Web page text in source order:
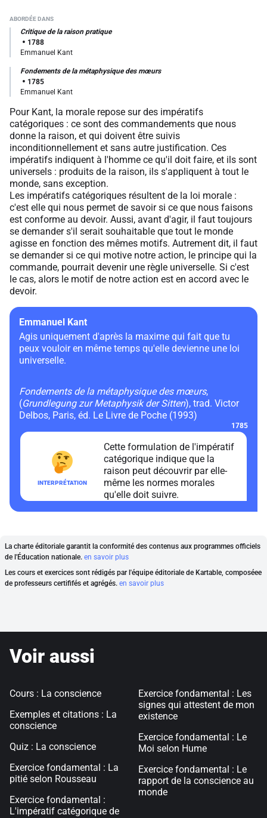
Emmanuel Kant
Critique de la raison pratique
1788
Emmanuel Kant
Fondements de la métaphysique des mœurs
1785
Pour Kant, la morale repose sur des impératifs
catégoriques : ce sont des commandements que nous
donne la raison, et qui doivent être suivis
inconditionnellement et sans autre justification. Ces
impératifs indiquent à l'homme ce qu'il doit faire, et ils sont
universels : produits de la raison, ils s'appliquent à tout le
monde, sans exception.
Les impératifs catégoriques résultent de la loi morale :
c'est elle qui nous permet de savoir si ce que nous faisons
est conforme au devoir. Aussi, avant d'agir, il faut toujours
se demander s'il serait souhaitable que tout le monde
agisse en fonction des mêmes motifs. Autrement dit, il faut
se demander si ce qui motive notre action, le principe qui la
commande, pourrait devenir une règle universelle. Si c'est
le cas, alors le motif de notre action est en accord avec le
devoir.
Agis uniquement d'après la maxime qui fait que tu
peux vouloir en même temps qu'elle devienne une loi
universelle.
Emmanuel Kant
Fondements de la métaphysique des mœurs,
(Grundlegung zur Metaphysik der Sitten), trad. Victor
Delbos, Paris, éd. Le Livre de Poche (1993)
1785
Cette formulation de l'impératif
catégorique indique que la
raison peut découvrir par elle-
même les normes morales
qu'elle doit suivre.
La charte éditoriale garantit la conformité des contenus aux programmes officiels
de l'Éducation nationale. en savoir plus
Les cours et exercices sont rédigés par l'équipe éditoriale de Kartable, composéee
de professeurs certififés et agrégés. en savoir plus
Voir aussi
Cours : La conscience
Exemples et citations : La
conscience
Quiz : La conscience
Exercice fondamental : La
pitié selon Rousseau
Exercice fondamental :
L'impératif catégorique de
Exercice fondamental : Les
signes qui attestent de mon
existence
Exercice fondamental : Le
Moi selon Hume
Exercice fondamental : Le
rapport de la conscience au
monde